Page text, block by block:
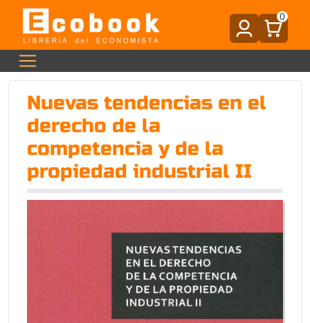
0
Nuevas tendencias en el
derecho de la
competencia y de la
propiedad industrial II